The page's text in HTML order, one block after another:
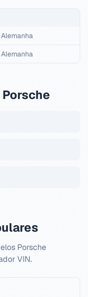
Alemanha
Alemanha
Porsche
VIN.